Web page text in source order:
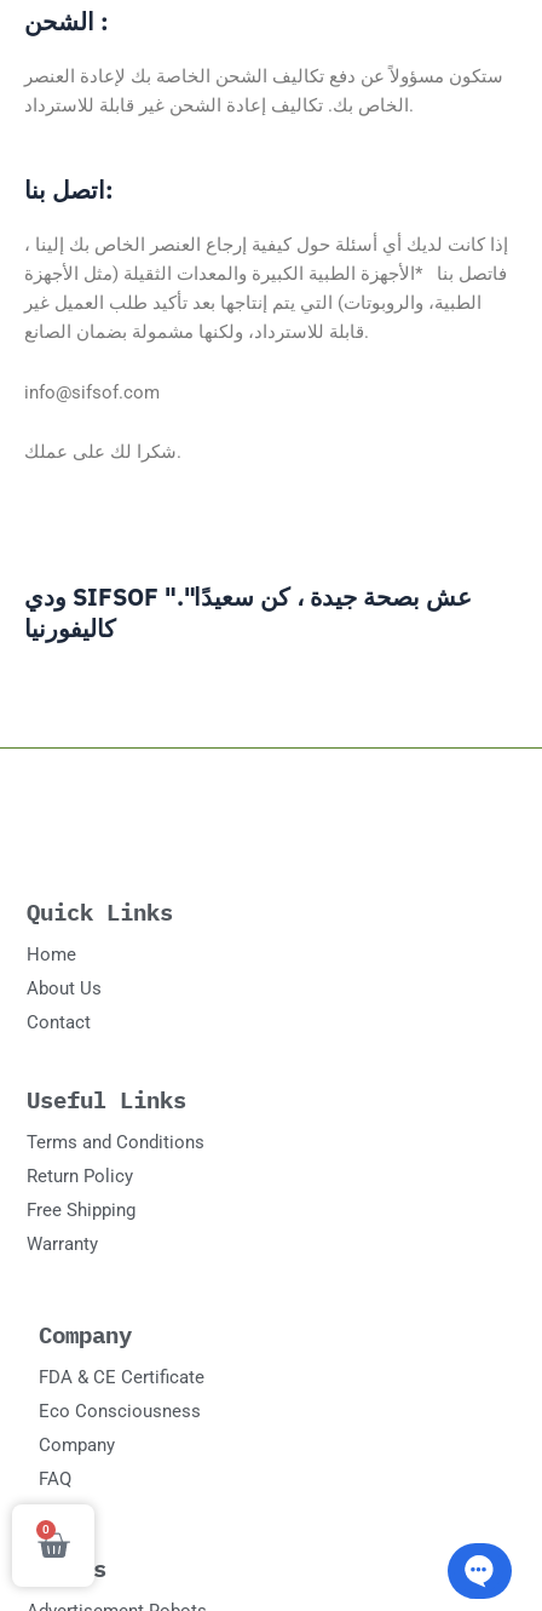
0
Cart
الشحن :
ستكون مسؤولاً عن دفع تكاليف الشحن الخاصة بك لإعادة العنصر
الخاص بك. تكاليف إعادة الشحن غير قابلة للاسترداد.
اتصل بنا:
إذا كانت لديك أي أسئلة حول كيفية إرجاع العنصر الخاص بك إلينا ،
فاتصل بنا *الأجهزة الطبية الكبيرة والمعدات الثقيلة (مثل الأجهزة
الطبية، والروبوتات) التي يتم إنتاجها بعد تأكيد طلب العميل غير
قابلة للاسترداد، ولكنها مشمولة بضمان الصانع.
info@sifsof.com
شكرا لك على عملك.
ودي SIFSOF "عش بصحة جيدة ، كن سعيدًا".
كاليفورنيا
Quick Links
Home
About Us
Contact
Useful Links
Terms and Conditions
Return Policy
Free Shipping
Warranty
Company
FDA & CE Certificate
Eco Consciousness
Company
FAQ
Robots